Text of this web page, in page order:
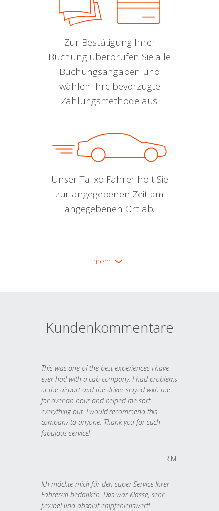
Zur Bestätigung Ihrer
Buchung überprüfen Sie alle
Buchungsangaben und
wählen Ihre bevorzugte
Zahlungsmethode aus.
Unser Talixo Fahrer holt Sie
zur angegebenen Zeit am
angegebenen Ort ab.
mehr
Kundenkommentare
This was one of the best experiences I have
ever had with a cab company. I had problems
at the airport and the driver stayed with me
for over an hour and helped me sort
everything out. I would recommend this
company to anyone. Thank you for such
fabulous service!
R.M.
Ich möchte mich für den super Service Ihrer
Fahrer/in bedanken. Das war Klasse, sehr
flexibel und absolut empfehlenswert!